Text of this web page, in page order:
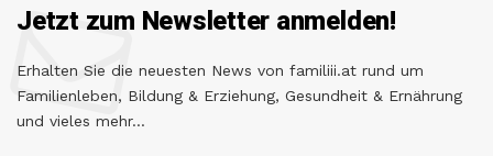
Jetzt zum Newsletter anmelden!
Erhalten Sie die neuesten News von familiii.at rund um
Familienleben, Bildung & Erziehung, Gesundheit & Ernährung
und vieles mehr...